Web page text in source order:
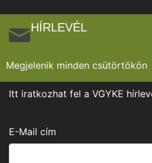
HÍRLEVÉL
Megjelenik minden csütörtökön
Itt iratkozhat fel a VGYKE
E-Mail cím